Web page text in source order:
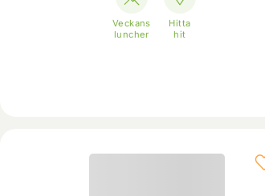
Veckans
luncher
Hitta
hit